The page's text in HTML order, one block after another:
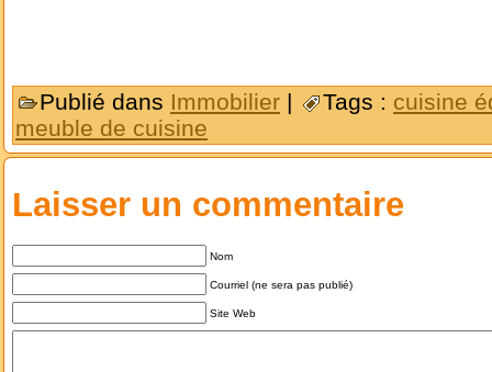
Publié dans Immobilier | Tags : cuisine
meuble de cuisine
Laisser un commentaire
Nom
Courriel (ne sera pas publié)
Site Web